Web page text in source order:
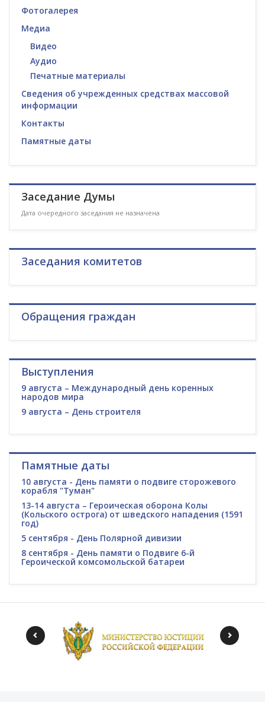
Фотогалерея
Медиа
Видео
Аудио
Печатные материалы
Сведения об учрежденных средствах массовой
информации
Контакты
Памятные даты
Заседание Думы
Дата очередного заседания не назначена
Заседания комитетов
Обращения граждан
Выступления
9 августа – Международный день коренных
народов мира
9 августа – День строителя
Памятные даты
10 августа - День памяти о подвиге сторожевого
корабля "Туман"
13-14 августа – Героическая оборона Колы
(Кольского острога) от шведского нападения (1591
год)
5 сентября - День Полярной дивизии
8 сентября - День памяти о Подвиге 6-й
Героической комсомольской батареи